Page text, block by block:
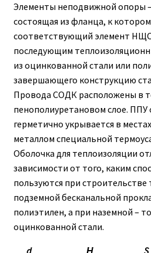
Элементы неподвижной опоры
состоящая из фланца, к
соответствующий элемент
последующим
из оцинкованной стали или
завершающего конструкцию
Провода СОДК расположены в
пенополиуретановом слое. ППУ
герметично укрывается в
металлом специальной
Оболочка для теплоизоляции
зависимости от того, каким
пользуются при
подземной бесканальной
полиэтилен, а при наземной –
оцинкованной стали.